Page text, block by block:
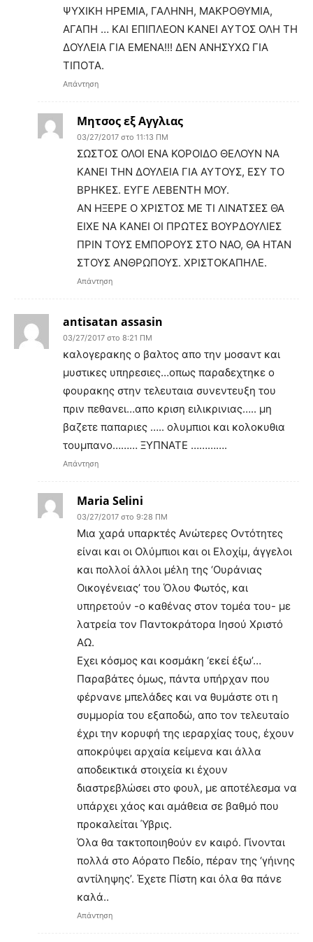
ΨΥΧΙΚΗ ΗΡΕΜΙΑ, ΓΑΛΗΝΗ, ΜΑΚΡΟΘΥΜΙΑ,
ΑΓΑΠΗ … ΚΑΙ ΕΠΙΠΛΕΟΝ ΚΑΝΕΙ ΑΥΤΟΣ ΟΛΗ ΤΗ
ΔΟΥΛΕΙΑ ΓΙΑ ΕΜΕΝΑ!!! ΔΕΝ ΑΝΗΣΥΧΩ ΓΙΑ
ΤΙΠΟΤΑ.
Απάντηση
Μητσος εξ Αγγλιας
03/27/2017 στο 11:13 ΠΜ
ΣΩΣΤΟΣ ΟΛΟΙ ΕΝΑ ΚΟΡΟΙΔΟ ΘΕΛΟΥΝ ΝΑ
ΚΑΝΕΙ ΤΗΝ ΔΟΥΛΕΙΑ ΓΙΑ ΑΥΤΟΥΣ, ΕΣΥ ΤΟ
ΒΡΗΚΕΣ. ΕΥΓΕ ΛΕΒΕΝΤΗ ΜΟΥ.
ΑΝ ΗΞΕΡΕ Ο ΧΡΙΣΤΟΣ ΜΕ ΤΙ ΛΙΝΑΤΣΕΣ ΘΑ
ΕΙΧΕ ΝΑ ΚΑΝΕΙ ΟΙ ΠΡΩΤΕΣ ΒΟΥΡΔΟΥΛΙΕΣ
ΠΡΙΝ ΤΟΥΣ ΕΜΠΟΡΟΥΣ ΣΤΟ ΝΑΟ, ΘΑ ΗΤΑΝ
ΣΤΟΥΣ ΑΝΘΡΩΠΟΥΣ. ΧΡΙΣΤΟΚΑΠΗΛΕ.
Απάντηση
antisatan assasin
03/27/2017 στο 8:21 ΠΜ
καλογερακης ο βαλτος απο την μοσαντ και
μυστικες υπηρεσιες…οπως παραδεχτηκε ο
φουρακης στην τελευταια συνεντευξη του
πριν πεθανει…απο κριση ειλικρινιας….. μη
βαζετε παπαριες ….. ολυμπιοι και κολοκυθια
τουμπανο……… ΞΥΠΝΑΤΕ ………….
Απάντηση
Maria Selini
03/27/2017 στο 9:28 ΠΜ
Μια χαρά υπαρκτές Ανώτερες Οντότητες
είναι και οι Ολύμπιοι και οι Ελοχίμ, άγγελοι
και πολλοί άλλοι μέλη της ‘Ουράνιας
Οικογένειας’ του Όλου Φωτός, και
υπηρετούν -ο καθένας στον τομέα του- με
λατρεία τον Παντοκράτορα Ιησού Χριστό
ΑΩ.
Εχει κόσμος και κοσμάκη ‘εκεί έξω’…
Παραβάτες όμως, πάντα υπήρχαν που
φέρνανε μπελάδες και να θυμάστε οτι η
συμμορία του εξαποδώ, απο τον τελευταίο
έχρι την κορυφή της ιεραρχίας τους, έχουν
αποκρύψει αρχαία κείμενα και άλλα
αποδεικτικά στοιχεία κι έχουν
διαστρεβλώσει στο φουλ, με αποτέλεσμα να
υπάρχει χάος και αμάθεια σε βαθμό που
προκαλείται Ύβρις.
Όλα θα τακτοποιηθούν εν καιρό. Γίνονται
πολλά στο Αόρατο Πεδίο, πέραν της ‘γήινης
αντίληψης’. Έχετε Πίστη και όλα θα πάνε
καλά..
Απάντηση